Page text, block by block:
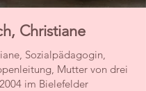
Christiane
Sozialpädagogin,
Mutter von drei
im Bielefelder